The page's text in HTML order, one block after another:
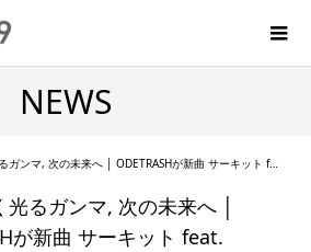
NEWS
次の未来へ │ ODETRASHが新曲 サーキット feat. Capoxxo をリリース [2021/11/17]
るガンマ, 次の未来へ │
が新曲 サーキット feat.